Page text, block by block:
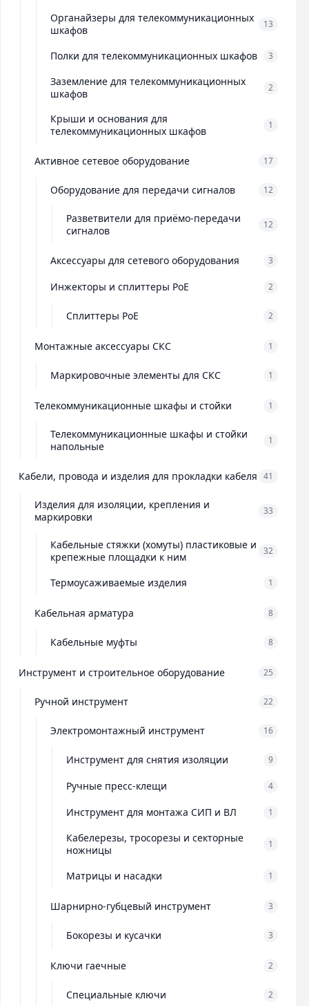
Органайзеры для телекоммуникационных
шкафов
13
Полки для телекоммуникационных шкафов 3
Заземление для телекоммуникационных
шкафов
2
Крыши и основания для
телекоммуникационных шкафов
1
Активное сетевое оборудование 17
Оборудование для передачи сигналов 12
Разветвители для приёмо-передачи
сигналов
12
Аксессуары для сетевого оборудования 3
Инжекторы и сплиттеры PoE 2
Сплиттеры PoE 2
Монтажные аксессуары СКС 1
Маркировочные элементы для СКС 1
Телекоммуникационные шкафы и стойки 1
Телекоммуникационные шкафы и стойки
напольные
1
Кабели, провода и изделия для прокладки кабеля 41
Изделия для изоляции, крепления и
маркировки
33
Кабельные стяжки (хомуты) пластиковые и
крепежные площадки к ним
32
Термоусаживаемые изделия 1
Кабельная арматура 8
Кабельные муфты 8
Инструмент и строительное оборудование 25
Ручной инструмент 22
Электромонтажный инструмент 16
Инструмент для снятия изоляции 9
Ручные пресс-клещи 4
Инструмент для монтажа СИП и ВЛ 1
Кабелерезы, тросорезы и секторные
ножницы
1
Матрицы и насадки 1
Шарнирно-губцевый инструмент 3
Бокорезы и кусачки 3
Ключи гаечные 2
Специальные ключи 2